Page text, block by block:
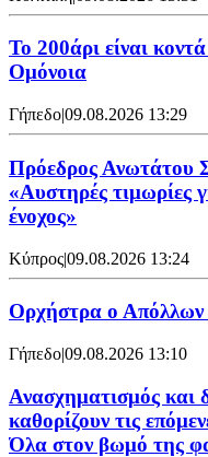
Το 200άρι είναι
Ομόνοια
Γήπεδο|09.08.2026 13:29
Πρόεδρος Ανωτάτου
«Αυστηρές τιμωρίες
ένοχος»
Κύπρος|09.08.2026 13:24
Ορχήστρα o
Γήπεδο|09.08.2026 13:10
Ανασχηματισμός και
καθορίζουν τις
Όλα στον βωμό της